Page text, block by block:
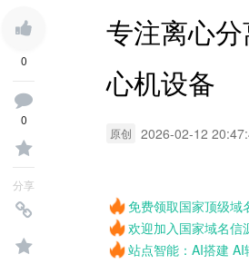
0
0
分享
专注离心
心机设备
原创 2026-02-12
免费领取国家顶级域
欢迎加入国家域名信
站点智能：AI搭建